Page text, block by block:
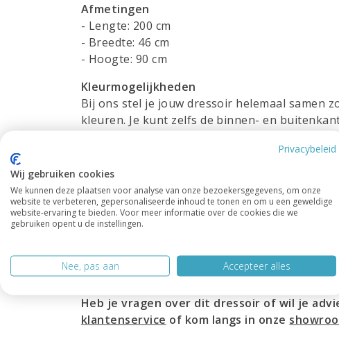
Afmetingen
- Lengte: 200 cm
- Breedte: 46 cm
- Hoogte: 90 cm
Kleurmogelijkheden
Bij ons stel je jouw dressoir helemaal samen
kleuren. Je kunt zelfs de binnen- en
een subtiele kleur die mooi opgaat in je
Maatwerk
Heb je liever een dressoir op maat? Geen
jouw ruimte en wensen. Of het nu gaat om
ons vakmanschap zorgt altijd voor de
Met Dressoir Sara 03 haal je niet alleen
dat jarenlang meegaat.
Heb je vragen over dit dressoir of wil je
klantenservice of kom langs in onze
Privacybeleid
Wij gebruiken cookies
We kunnen deze plaatsen voor analyse van onze bezoekersgegevens, om onze
website te verbeteren, gepersonaliseerde inhoud te tonen en om u een geweldige
website-ervaring te bieden. Voor meer informatie over de cookies die we
gebruiken opent u de instellingen.
Nee, pas aan Accepteer alles